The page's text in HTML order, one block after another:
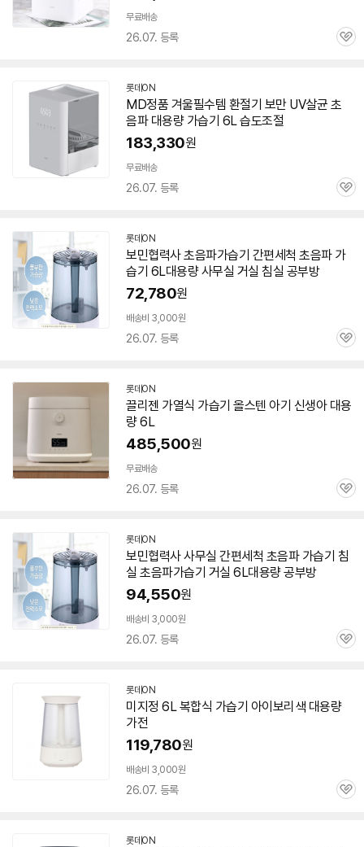
무료배송
26.07. 등록
관
롯데ON
MD정품 겨울필수템 환절기 보만 UV살균 초
음파 대용량 가습기 6L습도조절
183,330원
무료배송
26.07. 등록
관
롯데ON
보민협력사 초음파가습기 간편세척 초음파 가
습기 6L대용량 사무실 거실 침실 공부방
72,780원
배송비 3,000원
26.07. 등록
관
롯데ON
끌리젠 가열식 가습기 올스텐 아기 신생아 대용
량6L
485,500원
무료배송
26.07. 등록
관
롯데ON
보민협력사 사무실 간편세척 초음파 가습기 침
실 초음파가습기 거실 6L대용량 공부방
94,550원
배송비 3,000원
26.07. 등록
관
롯데ON
미지정 6L복합식 가습기 아이보리색 대용량
가전
119,780원
배송비 3,000원
26.07. 등록
관
롯데ON